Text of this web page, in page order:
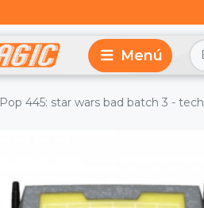
Pop 445: star wars bad batch 3 - tech